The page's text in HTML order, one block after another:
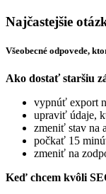
Najčastejšie
Všeobecné odpovede,
Ako dostať staršiu
vypnúť export
upraviť údaje,
zmeniť stav na
počkať 15
zmeniť na
Keď chcem kvôli